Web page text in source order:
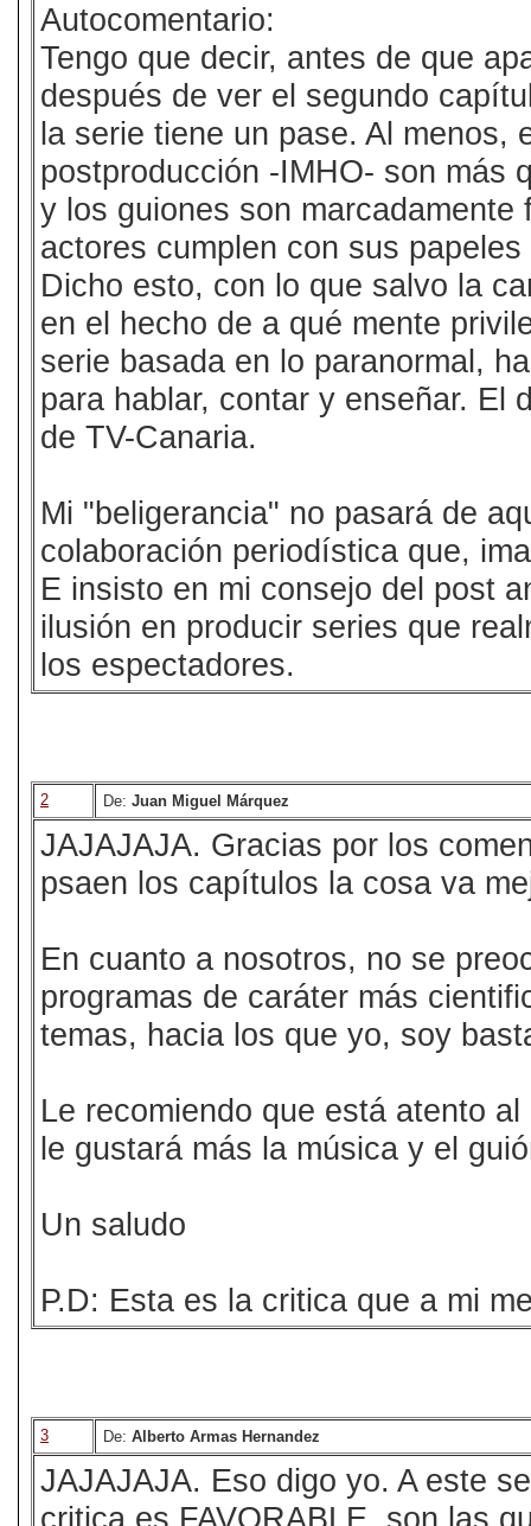
Autocomentario:
Tengo que decir, antes de que
después de ver el segundo
la serie tiene un pase. Al menos,
postproducción -IMHO- son más
y los guiones son
actores cumplen con sus
Dicho esto, con lo que salvo la
en el hecho de a qué mente
serie basada en lo paranormal,
para hablar, contar y enseñar. El
de TV-Canaria.
Mi "beligerancia" no pasará de
colaboración periodística que,
E insisto en mi consejo del post
ilusión en producir series que
los espectadores.
2 De: Juan Miguel Márquez
JAJAJAJA. Gracias por los
psaen los capítulos la cosa va
En cuanto a nosotros, no se
programas de caráter más
temas, hacia los que yo, soy
Le recomiendo que está atento
le gustará más la música y el
Un saludo
P.D: Esta es la critica que a mi
3 De: Alberto Armas Hernandez
JAJAJAJA. Eso digo yo. A este
critica es FAVORABLE, son las